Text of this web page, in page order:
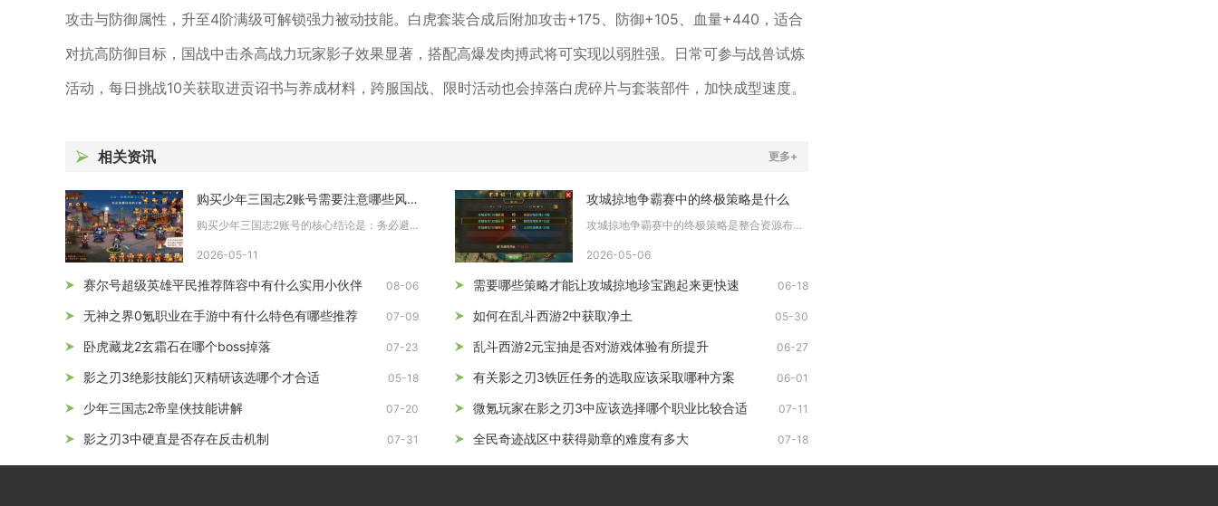
攻击与防御属性，升至4阶满级可解锁强力被动技能。白虎套装合成后附加攻击+175、防御+105、血量+440，适合
对抗高防御目标，国战中击杀高战力玩家影子效果显著，搭配高爆发肉搏武将可实现以弱胜强。日常可参与战兽试炼
活动，每日挑战10关获取进贡诏书与养成材料，跨服国战、限时活动也会掉落白虎碎片与套装部件，加快成型速度。
相关资讯 更多+
购买少年三国志2账号需要注意哪些风险
购买少年三国志2账号的核心结论是：务必避开第三方私人交易渠道...
2026-05-11
攻城掠地争霸赛中的终极策略是什么
攻城掠地争霸赛中的终极策略是整合资源布局、兵种克制运用、城池...
2026-05-06
赛尔号超级英雄平民推荐阵容中有什么实用小伙伴 08-06 需要哪些策略才能让攻城掠地珍宝跑起来更快速 06-18
无神之界0氪职业在手游中有什么特色有哪些推荐 07-09 如何在乱斗西游2中获取净土 05-30
卧虎藏龙2玄霜石在哪个boss掉落 07-23 乱斗西游2元宝抽是否对游戏体验有所提升 06-27
影之刃3绝影技能幻灭精研该选哪个才合适 05-18 有关影之刃3铁匠任务的选取应该采取哪种方案 06-01
少年三国志2帝皇侠技能讲解 07-20 微氪玩家在影之刃3中应该选择哪个职业比较合适 07-11
影之刃3中硬直是否存在反击机制 07-31 全民奇迹战区中获得勋章的难度有多大 07-18